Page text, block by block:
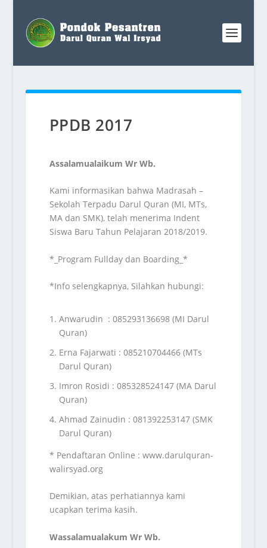
PPDB 2017
Assalamualaikum Wr Wb.
Kami informasikan bahwa Madrasah –
Sekolah Terpadu Darul Quran (MI, MTs,
MA dan SMK), telah menerima Indent
Siswa Baru Tahun Pelajaran 2018/2019.
*_Program Fullday dan Boarding_*
*Info selengkapnya, Silahkan hubungi:
Anwarudin : 085293136698 (MI Darul
Quran)
Erna Fajarwati : 085210704466 (MTs
Darul Quran)
Imron Rosidi : 085328524147 (MA Darul
Quran)
Ahmad Zainudin : 081392253147 (SMK
Darul Quran)
* Pendaftaran Online : www.darulquran-
walirsyad.org
Demikian, atas perhatiannya kami
ucapkan terima kasih.
Wassalamualakum Wr Wb.